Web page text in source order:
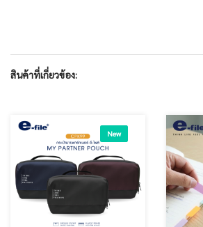
สินค้าที่เกี่ยวข้อง:
New